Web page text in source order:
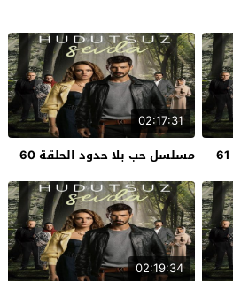
02:17:31
مسلسل حب بلا حدود الحلقة 60
02:19:34